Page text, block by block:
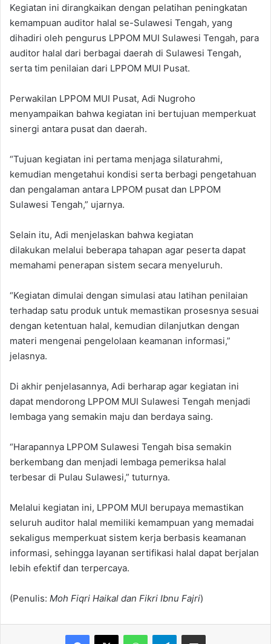
Kegiatan ini dirangkaikan dengan pelatihan peningkatan
kemampuan auditor halal se-Sulawesi Tengah, yang
dihadiri oleh pengurus LPPOM MUI Sulawesi Tengah, para
auditor halal dari berbagai daerah di Sulawesi Tengah,
serta tim penilaian dari LPPOM MUI Pusat.
Perwakilan LPPOM MUI Pusat, Adi Nugroho
menyampaikan bahwa kegiatan ini bertujuan memperkuat
sinergi antara pusat dan daerah.
“Tujuan kegiatan ini pertama menjaga silaturahmi,
kemudian mengetahui kondisi serta berbagi pengetahuan
dan pengalaman antara LPPOM pusat dan LPPOM
Sulawesi Tengah,” ujarnya.
Selain itu, Adi menjelaskan bahwa kegiatan
dilakukan melalui beberapa tahapan agar peserta dapat
memahami penerapan sistem secara menyeluruh.
“Kegiatan dimulai dengan simulasi atau latihan penilaian
terhadap satu produk untuk memastikan prosesnya sesuai
dengan ketentuan halal, kemudian dilanjutkan dengan
materi mengenai pengelolaan keamanan informasi,”
jelasnya.
Di akhir penjelasannya, Adi berharap agar kegiatan ini
dapat mendorong LPPOM MUI Sulawesi Tengah menjadi
lembaga yang semakin maju dan berdaya saing.
“Harapannya LPPOM Sulawesi Tengah bisa semakin
berkembang dan menjadi lembaga pemeriksa halal
terbesar di Pulau Sulawesi,” tuturnya.
Melalui kegiatan ini, LPPOM MUI berupaya memastikan
seluruh auditor halal memiliki kemampuan yang memadai
sekaligus memperkuat sistem kerja berbasis keamanan
informasi, sehingga layanan sertifikasi halal dapat berjalan
lebih efektif dan terpercaya.
(Penulis: Moh Fiqri Haikal dan Fikri Ibnu Fajri)
Facebook
X WhatsAppTelegramShare via Email